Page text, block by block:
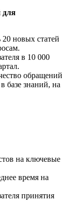
для
новых статей
в 10 000
обращений
базе знаний, на
на ключевые
время на
принятия